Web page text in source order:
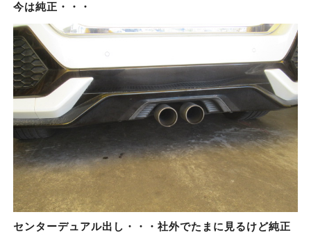
今は純正・・・
センターデュアル出し・・・社外でたまに見るけど純正